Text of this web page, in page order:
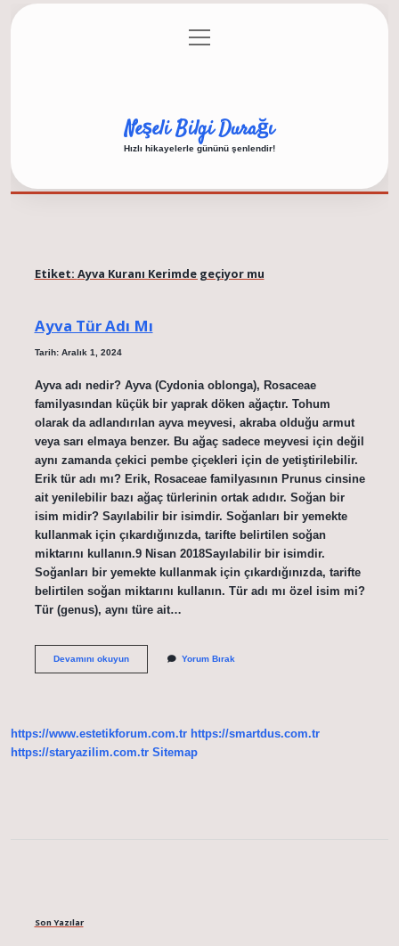
Gizlilik Politikası
menüyü
aç
Neşeli Bilgi Durağı
Hızlı hikayelerle gününü şenlendir!
Etiket: Ayva Kuranı Kerimde geçiyor mu
Ayva Tür Adı Mı
Tarih: Aralık 1, 2024
Ayva adı nedir? Ayva (Cydonia oblonga), Rosaceae
familyasından küçük bir yaprak döken ağaçtır. Tohum
olarak da adlandırılan ayva meyvesi, akraba olduğu armut
veya sarı elmaya benzer. Bu ağaç sadece meyvesi için değil
aynı zamanda çekici pembe çiçekleri için de yetiştirilebilir.
Erik tür adı mı? Erik, Rosaceae familyasının Prunus cinsine
ait yenilebilir bazı ağaç türlerinin ortak adıdır. Soğan bir
isim midir? Sayılabilir bir isimdir. Soğanları bir yemekte
kullanmak için çıkardığınızda, tarifte belirtilen soğan
miktarını kullanın.9 Nisan 2018Sayılabilir bir isimdir.
Soğanları bir yemekte kullanmak için çıkardığınızda, tarifte
belirtilen soğan miktarını kullanın. Tür adı mı özel isim mi?
Tür (genus), aynı türe ait…
Devamını okuyunAyva
Yorum Bırak
https://www.estetikforum.com.tr https://smartdus.com.tr
https://staryazilim.com.tr Sitemap
Son Yazılar